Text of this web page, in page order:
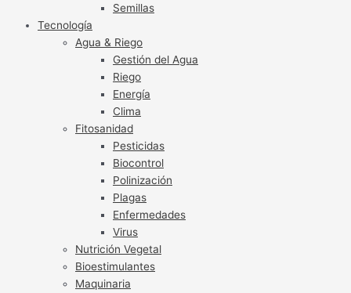
Semillas
Tecnología
Agua & Riego
Gestión del Agua
Riego
Energía
Clima
Fitosanidad
Pesticidas
Biocontrol
Polinización
Plagas
Enfermedades
Virus
Nutrición Vegetal
Bioestimulantes
Maquinaria